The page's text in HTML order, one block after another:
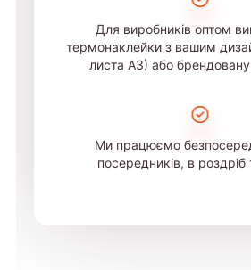
Для виробників оптом
термонаклейки з вашим
листа А3) або
Ми працюємо
посередників, в роздріб